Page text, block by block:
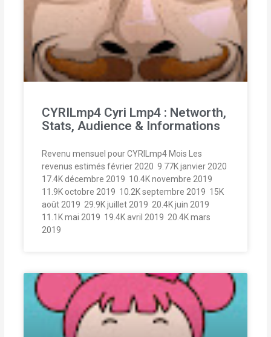
CYRILmp4 Cyri Lmp4 : Networth,
Stats, Audience & Informations
Revenu mensuel pour CYRILmp4 Mois Les
revenus estimés février 2020  9.77K janvier 2020 
17.4K décembre 2019  10.4K novembre 2019 
11.9K octobre 2019  10.2K septembre 2019  15K
août 2019  29.9K juillet 2019  20.4K juin 2019 
11.1K mai 2019  19.4K avril 2019  20.4K mars
2019 